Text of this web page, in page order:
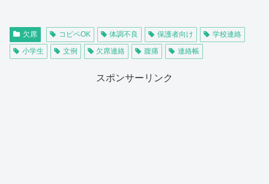
欠席 コピペOK 体調不良 保護者向け
学校連絡
小学生
文例 欠席連絡 腹痛 連絡帳
スポンサーリンク